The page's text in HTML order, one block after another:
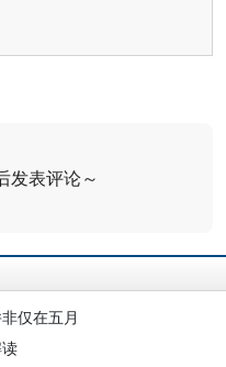
发表评论～
仅在五月